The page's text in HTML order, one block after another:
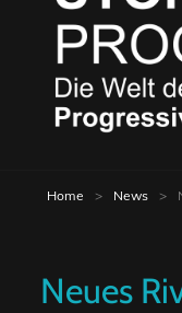
Home > News >
Neues